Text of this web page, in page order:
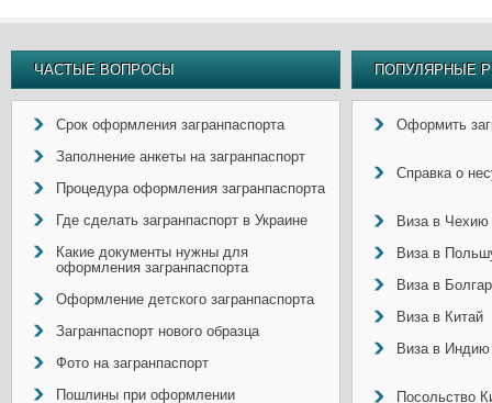
ЧАСТЫЕ ВОПРОСЫ
Срок оформления загранпаспорта
Заполнение анкеты на загранпаспорт
Процедура оформления загранпаспорта
Где сделать загранпаспорт в Украине
Какие документы нужны для
оформления загранпаспорта
Оформление детского загранпаспорта
Загранпаспорт нового образца
Фото на загранпаспорт
Пошлины при оформлении
ПОПУЛЯРНЫЕ
Оформить
Справка о
Виза в Чехию
Виза в
Виза в
Виза в Китай
Виза в Индию
Посольство